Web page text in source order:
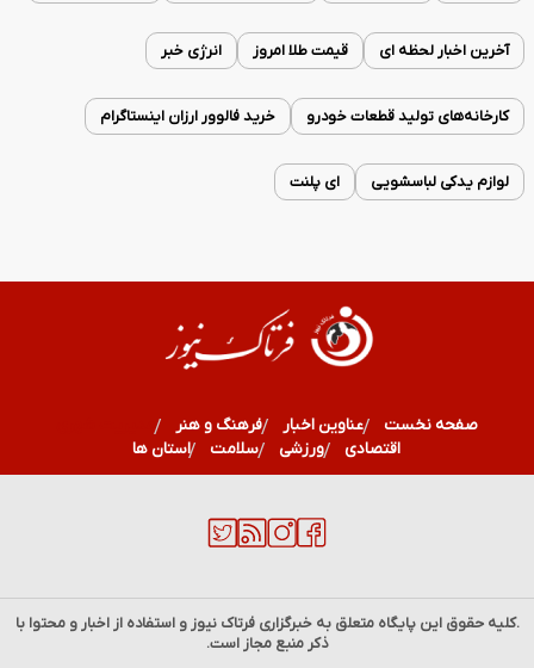
آخرین اخبار لحظه ای قیمت طلا امروز انرژی خبر
کارخانه‌های تولید قطعات خودرو خرید فالوور ارزان اینستاگرام
لوازم یدکی لباسشویی ای پلنت
صفحه نخست عناوین اخبار فرهنگ و هنر
مدیریت شهری
اقتصادی
ورزشی سلامت استان ها
.کلیه حقوق این پایگاه متعلق به خبرگزاریفرتاک نیوز و استفاده از اخبار و محتوا با
ذکر منبع مجاز است.